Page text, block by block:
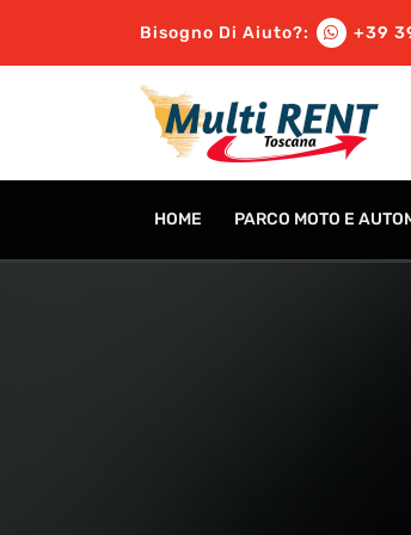
Bisogno Di Aiuto?: +39
HOME PARCO MOTO E